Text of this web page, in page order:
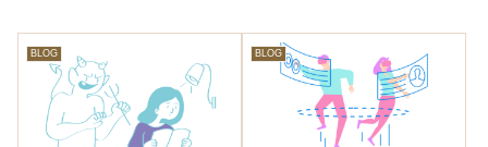
BLOG BLOG